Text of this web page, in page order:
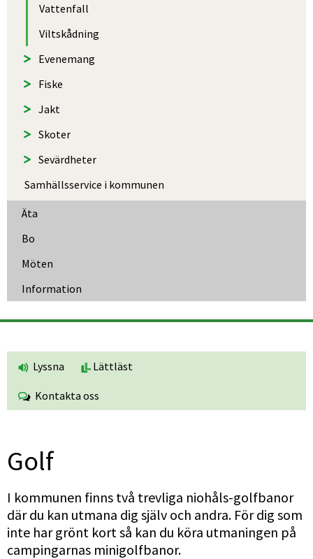
Vattenfall
Viltskådning
Evenemang
Fiske
Jakt
Skoter
Sevärdheter
Samhällsservice i kommunen
Äta
Bo
Möten
Information
Lyssna Lättläst
Kontakta oss
Golf
I kommunen finns två trevliga niohåls-golfbanor
där du kan utmana dig själv och andra. För dig som
inte har grönt kort så kan du köra utmaningen på
campingarnas minigolfbanor.